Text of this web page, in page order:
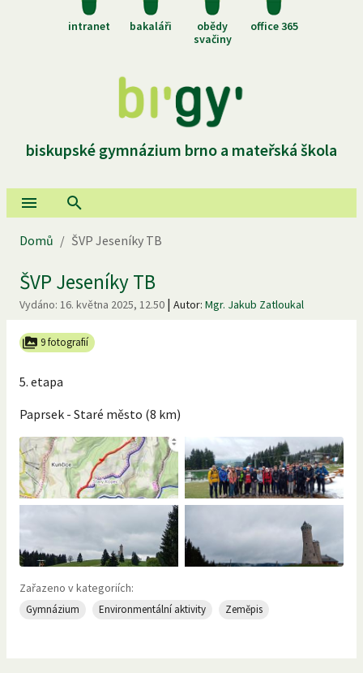
intranet bakaláři
obědy
svačiny
office 365
biskupské gymnázium brno a mateřská škola
Domů / ŠVP Jeseníky TB
ŠVP Jeseníky TB
Vydáno: 16. května 2025, 12.50 | Autor: Mgr. Jakub Zatloukal
9 fotografií
5. etapa
Paprsek - Staré město (8 km)
Zařazeno v kategoriích:
Gymnázium Environmentální aktivity Zeměpis